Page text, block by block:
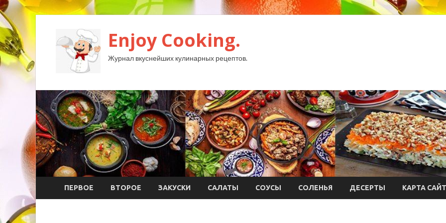
Enjoy Cooking.
Журнал вкуснейших кулинарных рецептов.
ПЕРВОЕ ВТОРОЕ ЗАКУСКИ САЛАТЫ СОУСЫ СОЛЕНЬЯ ДЕСЕРТЫ КАРТА